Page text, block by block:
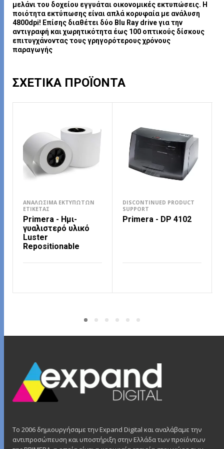
μελάνι του δοχείου εγγυάται οικονομικές εκτυπώσεις. Η
ποιότητα εκτύπωσης είναι απλά κορυφαία με ανάλυση
4800dpi! Επίσης διαθέτει δύο Blu Ray drive για την
αντιγραφή και χωρητικότητα έως 100 οπτικούς δίσκους
επιτυγχάνοντας τους γρηγορότερους χρόνους
παραγωγής
ΣΧΕΤΙΚΆ ΠΡΟΪΌΝΤΑ
ΑΝΑΛΏΣΙΜΑ ΕΚΤΥΠΩΤΏΝ
ΕΤΙΚΈΤΑΣ
Primera - Ημι-
γυαλιστερό υλικό
Luster
Repositionable
DISCONTINUED PRODUCT
SUPPORT
Primera - DP 4102
Το 2006 δημιουργήσαμε την Expand Digital και αναλάβαμε την
αντιπροσώπευση και υποστήριξη στην Ελλάδα των προϊόντων